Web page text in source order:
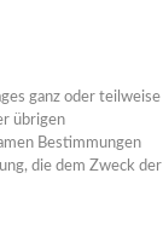
ganz oder teilweise
übrigen
Bestimmungen
die dem Zweck der